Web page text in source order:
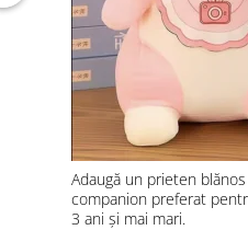
Adaugă un prieten
companion preferat
3 ani și mai mari.